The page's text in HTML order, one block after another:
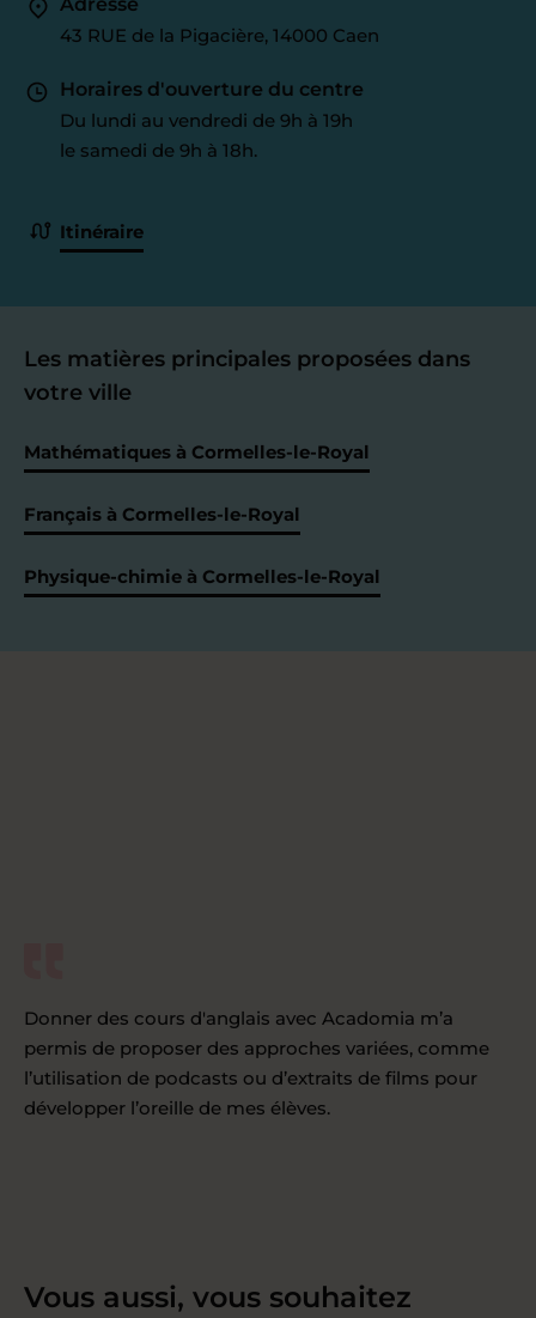
43 RUE de la Pigacière, 14000 Caen
Horaires d'ouverture du centre
Du lundi au vendredi de 9h à 19h
le samedi de 9h à 18h.
Itinéraire
Les matières principales proposées dans
votre ville
Mathématiques à Cormelles-le-Royal
Français à Cormelles-le-Royal
Physique-chimie à Cormelles-le-Royal
Donner des cours d'anglais avec Acadomia m’a
permis de proposer des approches variées, comme
l’utilisation de podcasts ou d’extraits de films pour
développer l’oreille de mes élèves.
Vous aussi, vous souhaitez